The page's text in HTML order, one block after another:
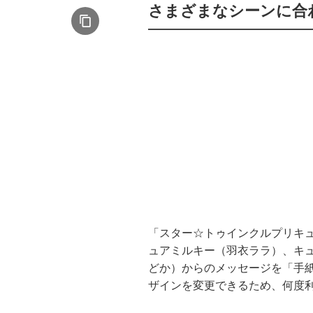
さまざまなシーンに
「スター☆トゥインクルプリキ
ュアミルキー（羽衣ララ）、キ
どか）からのメッセージを「手
ザインを変更できるため、何度